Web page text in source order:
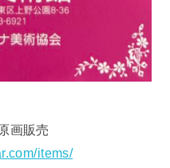
画販売
items/